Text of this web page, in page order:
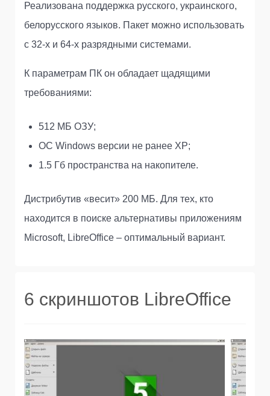
Реализована поддержка русского, украинского,
белорусского языков. Пакет можно использовать
с 32-х и 64-х разрядными системами.
К параметрам ПК он обладает щадящими
требованиями:
512 МБ ОЗУ;
ОС Windows версии не ранее XP;
1.5 Гб пространства на накопителе.
Дистрибутив «весит» 200 МБ. Для тех, кто
находится в поиске альтернативы приложениям
Microsoft, LibreOffice – оптимальный вариант.
6 скриншотов LibreOffice